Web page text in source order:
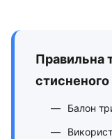
Правильна
стисненого
Балон